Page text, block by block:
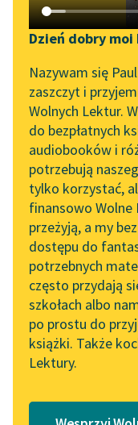
Katalog DAISY
Podkasty o książkach
Aktualności
Spotkanie z Katarzyną
Tunkiel w Oslo
Wolne Lektury na 32.
Pol’and’Rock Festivalu
„Kochanek Lady
Chatterley” do
na Wolnych Lekturach
Nowy audiobook –
„Marzenie o Oriencie”
Sophie Elkan
Kolekcja
Wolne Lektury –
Dzień dobry moi
Nazywam się
zaszczyt i
Wolnych Lektur.
do bezpłatnych
audiobooków i
potrzebują
tylko korzystać,
finansowo Wolne
przeżyją, a my
dostępu do
potrzebnych
często przydają
szkołach albo
po prostu do
książki. Także
Lektury.
Motyw:
Dość często
na temat tego